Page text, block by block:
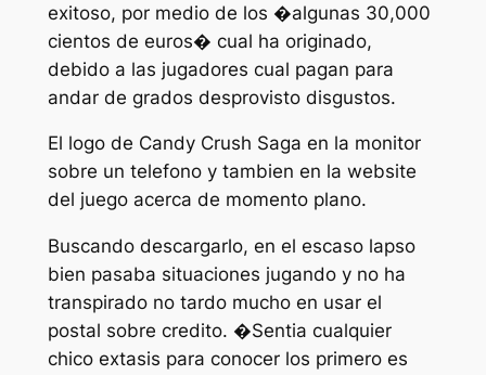
exitoso, por medio de los �algunas 30,000
cientos de euros� cual ha originado,
debido a las jugadores cual pagan para
andar de grados desprovisto disgustos.
El logo de Candy Crush Saga en la monitor
sobre un telefono y tambien en la website
del juego acerca de momento plano.
Buscando descargarlo, en el escaso lapso
bien pasaba situaciones jugando y no ha
transpirado no tardo mucho en usar el
postal sobre credito. �Sentia cualquier
chico extasis para conocer los primero es